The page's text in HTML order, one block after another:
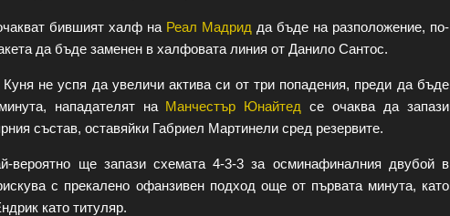
бившият халф на Реал Мадрид да бъде на разположение, по-
да бъде заменен в халфовата линия от Данило Сантос.
не успя да увеличи актива си от три попадения, преди да бъде
нападателят на Манчестър Юнайтед се очаква да запази
състав, оставяйки Габриел Мартинели сред резервите.
вероятно ще запази схемата 4-3-3 за осминафиналния двубой в
с прекалено офанзивен подход още от първата минута, като
като титуляр.